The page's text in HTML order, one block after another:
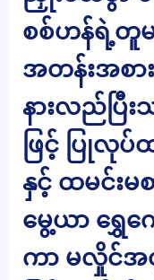
စစ်ဟန်ရဲ့
အတန်းအစာ
နားလည်ပြီး
ဖြင့် ပြုလုပ်
နှင့် ထမင်း
မွေ့ယာ ရွှေက
ကာ မလှိုင်အ